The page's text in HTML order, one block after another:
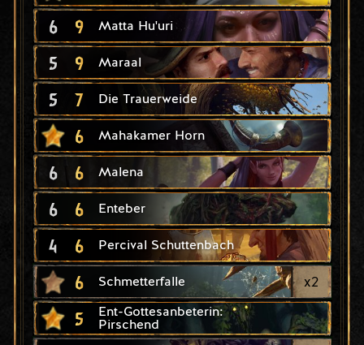
6 9 Matta Hu'uri
5 9 Maraal
5 7 Die Trauerweide
6 Mahakamer Horn
6 6 Malena
6 6 Enteber
4 6 Percival Schuttenbach
6 Schmetterfalle x2
5
Ent-Gottesanbeterin:
Pirschend